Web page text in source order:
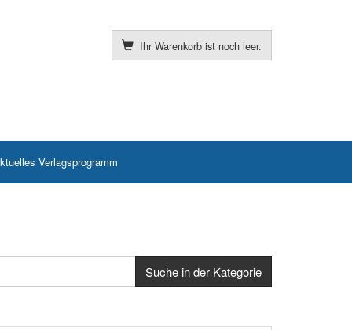
Ihr Warenkorb ist noch leer.
Verlagsprogramm